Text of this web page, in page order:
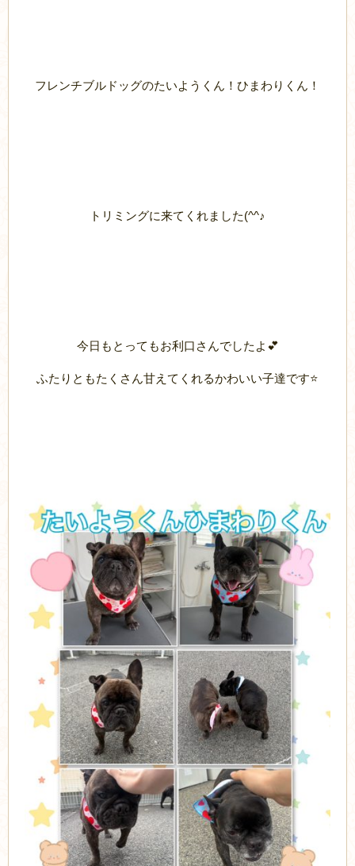
フレンチブルドッグのたいようくん！ひまわりくん！
トリミングに来てくれました(^^♪
今日もとってもお利口さんでしたよ💕
ふたりともたくさん甘えてくれるかわいい子達です⭐